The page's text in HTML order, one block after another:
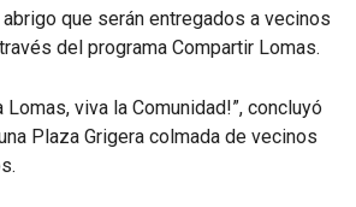
que serán entregados a vecinos
del programa Compartir Lomas.
Lomas, viva la Comunidad!”, concluyó
Plaza Grigera colmada de vecinos